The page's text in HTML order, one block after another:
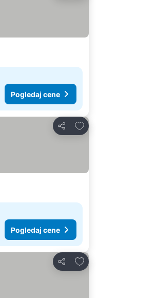
Pogledaj cene
Deli
Dodati u favorite
Pogledaj cene
Deli
Dodati u favorite